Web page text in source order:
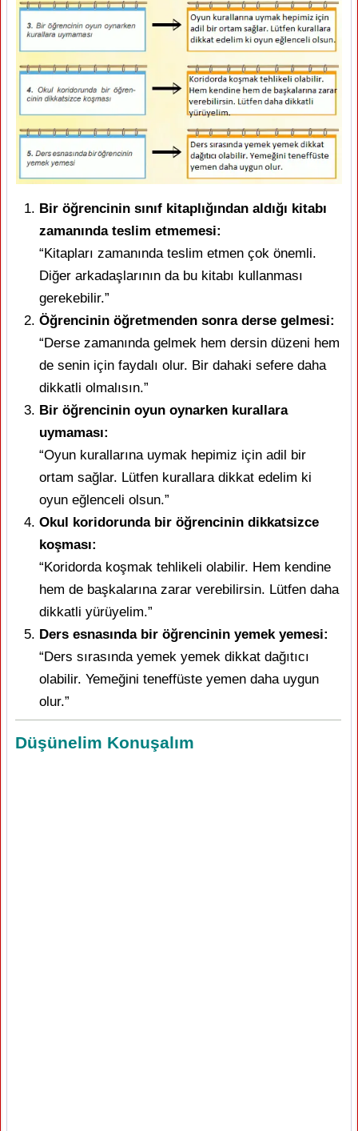
Bir öğrencinin sınıf kitaplığından aldığı kitabı
zamanında teslim etmemesi:
“Kitapları zamanında teslim etmen çok önemli.
Diğer arkadaşlarının da bu kitabı kullanması
gerekebilir.”
Öğrencinin öğretmenden sonra derse gelmesi:
“Derse zamanında gelmek hem dersin düzeni hem
de senin için faydalı olur. Bir dahaki sefere daha
dikkatli olmalısın.”
Bir öğrencinin oyun oynarken kurallara
uymaması:
“Oyun kurallarına uymak hepimiz için adil bir
ortam sağlar. Lütfen kurallara dikkat edelim ki
oyun eğlenceli olsun.”
Okul koridorunda bir öğrencinin dikkatsizce
koşması:
“Koridorda koşmak tehlikeli olabilir. Hem kendine
hem de başkalarına zarar verebilirsin. Lütfen daha
dikkatli yürüyelim.”
Ders esnasında bir öğrencinin yemek yemesi:
“Ders sırasında yemek yemek dikkat dağıtıcı
olabilir. Yemeğini teneffüste yemen daha uygun
olur.”
Düşünelim Konuşalım